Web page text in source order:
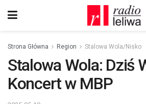
Strona Główna Region Stalowa Wola/Nisko
Stalowa Wola: Dziś
Koncert w MBP